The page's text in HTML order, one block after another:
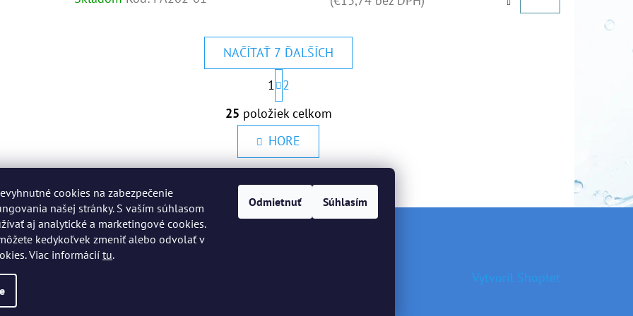
cookies na zabezpečenie
našej stránky. S vaším súhlasom
aj analytické a marketingové cookies.
kedykoľvek zmeniť alebo odvolať v
Viac informácií tu.
Odmietnuť Súhlasím
O
V
L
Á
A
C
NAČÍTAŤ 7 ĎALŠÍCH
S
T
R
Á
N
K
O
V
A
N
I
E
1 2
25 položiek celkom
HORE
Vytvoril Shoptet
vyhradené.